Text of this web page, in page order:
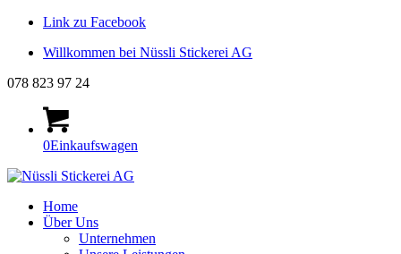
Link zu Facebook
Willkommen bei Nüssli Stickerei AG
078 823 97 24
0Einkaufswagen
Home
Über Uns
Unternehmen